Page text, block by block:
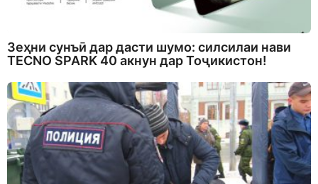
Зеҳни сунъӣ дар дасти шумо: силсилаи нави
TECNO SPARK 40 акнун дар Тоҷикистон!